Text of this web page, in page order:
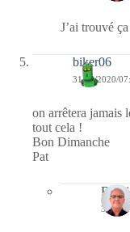
J’ai trouvé
biker06
31/05/2020/
on arrêtera
tout cela !
Bon Dimanche
Pat
31/05/